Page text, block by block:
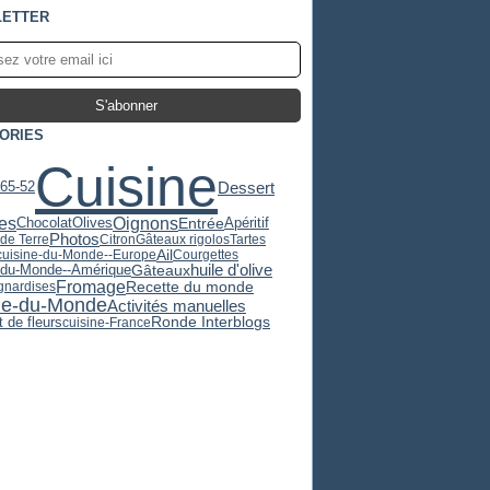
52CuisineDessert
ChocolatOlivesOignonsEntréeApéritif
Terre PhotosCitronGâteaux rigolosTartes
du-Monde--EuropeAilCourgettes
Monde--AmériqueGâteauxhuile d'olive
FromageRecette du monde
du-MondeActivités manuelles
de fleurscuisine-France Ronde Interblogs